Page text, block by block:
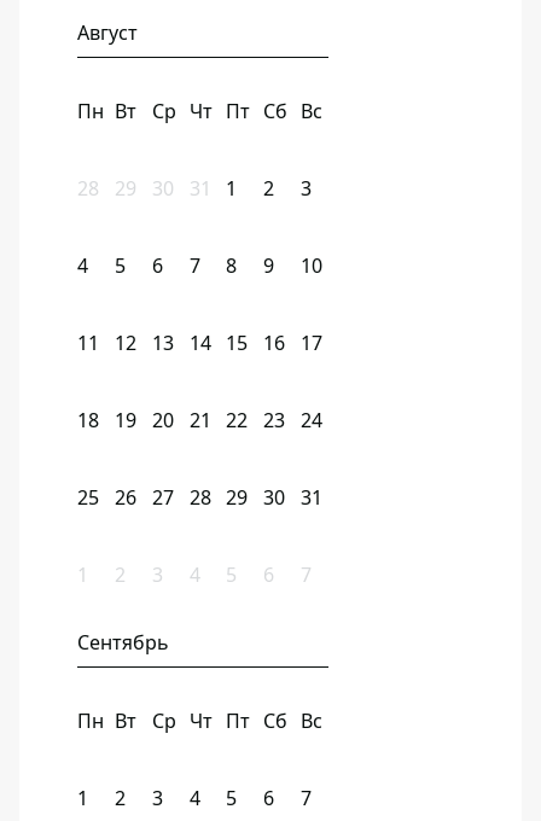
Август
Пн Вт Ср Чт Пт Сб Вс
28 29 30 31 1 2 3
4 5 6 7 8 9 10
11 12 13 14 15 16 17
18 19 20 21 22 23 24
25 26 27 28 29 30 31
1 2 3 4 5 6 7
Сентябрь
Пн Вт Ср Чт Пт Сб Вс
1 2 3 4 5 6 7